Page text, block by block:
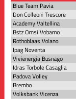
Blue Team Pavia
Don Colleoni Trescore
Academy Valtellina
Bstz Omsi Vobarno
Rothoblaas Volano
Ipag Noventa
Vivienergia Busnago
Idras Torbole Casaglia
Padova Volley
Brembo
Volksbank Vicenza